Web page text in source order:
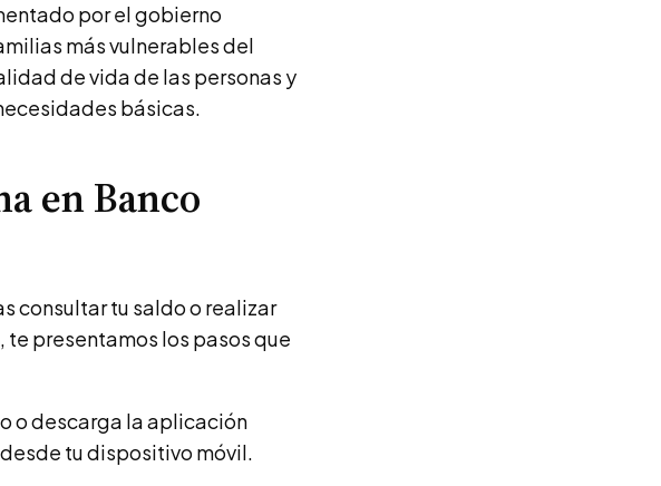
por el gobierno
más vulnerables del
de vida de las personas y
básicas.
en Banco
consultar tu saldo o realizar
presentamos los pasos que
o descarga la aplicación
tu dispositivo móvil.